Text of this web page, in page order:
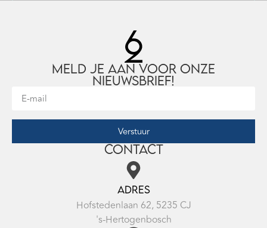
Meld je aan voor onze
nieuwsbrief!
Verstuur
Contact
Adres
Hofstedenlaan 62, 5235 CJ
's-Hertogenbosch